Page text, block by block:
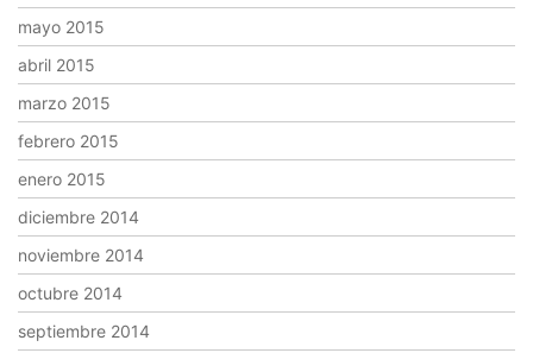
mayo 2015
abril 2015
marzo 2015
febrero 2015
enero 2015
diciembre 2014
noviembre 2014
octubre 2014
septiembre 2014